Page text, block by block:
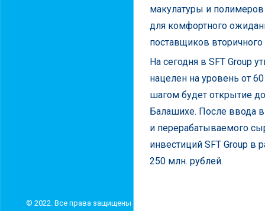
макулатуры и полимеров
для комфортного
поставщиков
На сегодня в SFT Group
нацелен на уровень от
шагом будет открытие
Балашихе. После ввода
и перерабатываемого
инвестиций SFT Group в
250 млн. рублей.
© 2022. Все права защищены